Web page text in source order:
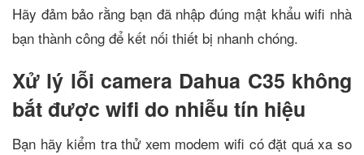
Hãy đảm bảo rằng bạn đã nhập đúng mật khẩu wifi nhà
bạn thành công để kết nối thiết bị nhanh chóng.
Xử lý lỗi camera Dahua C35 không
bắt được wifi do nhiễu tín hiệu
Bạn hãy kiểm tra thử xem modem wifi có đặt quá xa so